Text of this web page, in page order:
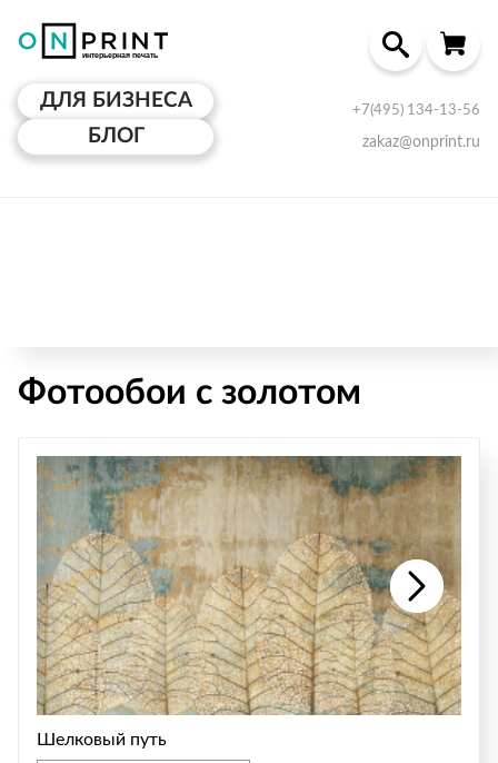
ДЛЯ БИЗНЕСА
БЛОГ
+7(495) 134-13-56
zakaz@onprint.ru
Фотообои с золотом
Шелковый путь